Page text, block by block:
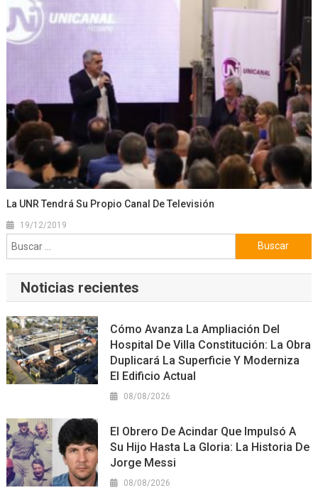
La UNR Tendrá Su Propio Canal De Televisión
19/12/2019
Buscar:
Noticias recientes
Cómo Avanza La Ampliación Del
Hospital De Villa Constitución: La Obra
Duplicará La Superficie Y Moderniza
El Edificio Actual
08/08/2026
El Obrero De Acindar Que Impulsó A
Su Hijo Hasta La Gloria: La Historia De
Jorge Messi
08/08/2026